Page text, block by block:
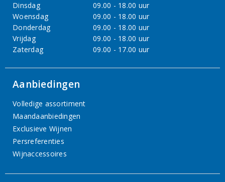
Dinsdag
09.00 - 18.00 uur
Woensdag
09.00 - 18.00 uur
Donderdag
09.00 - 18.00 uur
Vrijdag
09.00 - 18.00 uur
Zaterdag
09.00 - 17.00 uur
Aanbiedingen
Volledige assortiment
Maandaanbiedingen
Exclusieve Wijnen
Persreferenties
Wijnaccessoires